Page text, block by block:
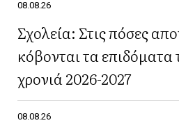
08.08.26
Σχολεία: Στις πόσες
κόβονται τα επιδόματα
χρονιά 2026-2027
08.08.26